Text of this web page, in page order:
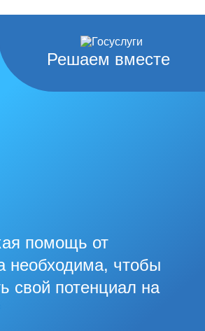
Решаем вместе
помощь от
необходима, чтобы
свой потенциал на